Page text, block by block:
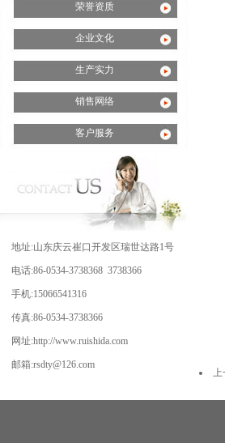
荣誉资质
企业文化
生产实力
销售网络
客户服务
地址:山东庆云崔口开发区瑞世达路1号
电话:86-0534-3738368 3738366
手机:15066541316
传真:86-0534-3738366
网址:http://www.ruishida.com
邮箱:rsdty@126.com
上